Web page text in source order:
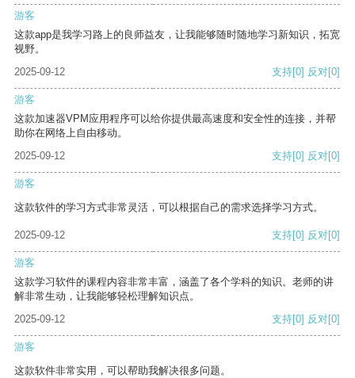
游客
这款app是我学习路上的良师益友，让我能够随时随地学习新知识，拓宽
视野。
2025-09-12
支持[0] 反对[0]
游客
这款加速器VPM应用程序可以给你提供最高速度和安全性的连接，并帮
助你在网络上自由移动。
2025-09-12
支持[0] 反对[0]
游客
这款软件的学习方式非常灵活，可以根据自己的需求选择学习方式。
2025-09-12 支持[0] 反对[0]
游客
这款学习软件的课程内容非常丰富，涵盖了各个学科的知识。老师的讲
解非常生动，让我能够轻松理解知识点。
2025-09-12
支持[0] 反对[0]
游客
这款软件非常实用，可以帮助我解决很多问题。